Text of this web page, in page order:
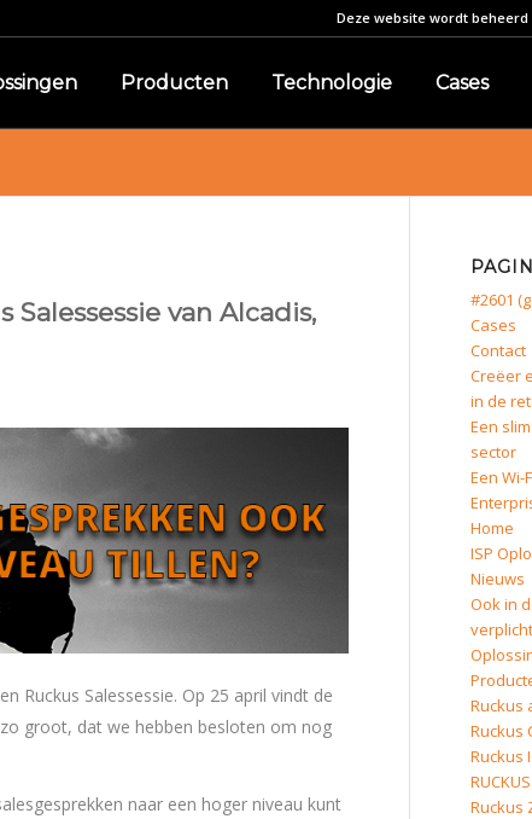
Deze website wordt
Producten Technologie Cases
van Alcadis,
Ruckus Salessessie. Op 25 april vindt de
groot, dat we hebben besloten om nog
naar een hoger niveau kunt
#2601
Cases
Contact
Creëer
in de
Een
sector
Een
Home
ISP
Nieuws
Ook in
Ruckus
Ruckus
Ruckus
Ruckus